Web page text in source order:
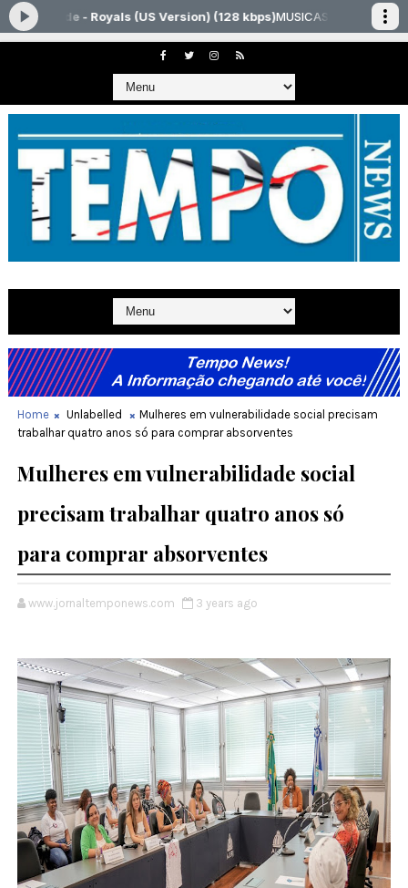
Home Unlabelled
Mulheres em vulnerabilidade social precisam
trabalhar quatro anos só para comprar absorventes
Mulheres em vulnerabilidade social
precisam trabalhar quatro anos só
para comprar absorventes
www.jornaltemponews.com 3 years ago